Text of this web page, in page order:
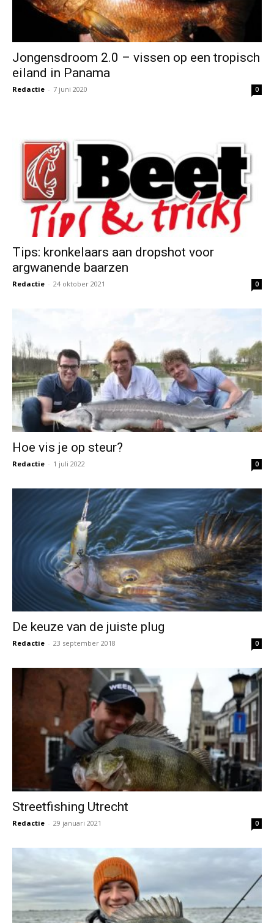
Jongensdroom 2.0 – vissen op een tropisch
eiland in Panama
Redactie - 7 juni 2020 0
Tips: kronkelaars aan dropshot voor
argwanende baarzen
Redactie - 24 oktober 2021 0
Hoe vis je op steur?
Redactie - 1 juli 2022 0
De keuze van de juiste plug
Redactie - 23 september 2018 0
Streetfishing Utrecht
Redactie - 29 januari 2021 0